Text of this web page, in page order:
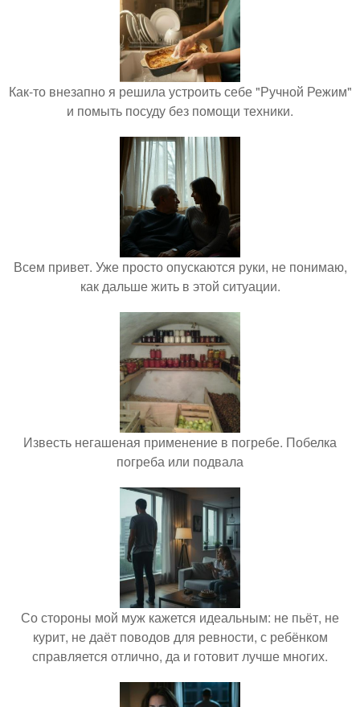
Как-то внезапно я решила устроить себе "Ручной Режим"
и помыть посуду без помощи техники.
Всем привет. Уже просто опускаются руки, не понимаю,
как дальше жить в этой ситуации.
Известь негашеная применение в погребе. Побелка
погреба или подвала
Со стороны мой муж кажется идеальным: не пьёт, не
курит, не даёт поводов для ревности, с ребёнком
справляется отлично, да и готовит лучше многих.